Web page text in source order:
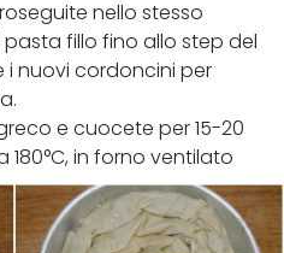
nello stesso
fillo fino allo step del
nuovi cordoncini per
e cuocete per 15-20
in forno ventilato